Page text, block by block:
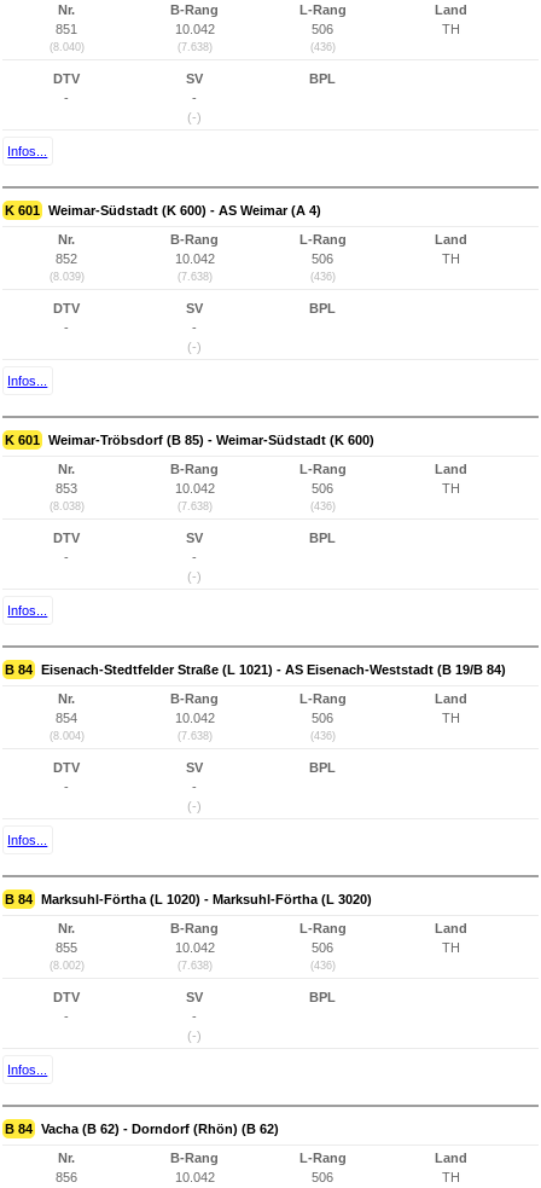
Nr.
851
(8.040)
B-Rang
10.042
(7.638)
L-Rang
506
(436)
Land
TH
DTV
-
SV
-
(-)
BPL
Infos...
K 601 Weimar-Südstadt (K 600) - AS Weimar (A 4)
Nr.
852
(8.039)
B-Rang
10.042
(7.638)
L-Rang
506
(436)
Land
TH
DTV
-
SV
-
(-)
BPL
Infos...
K 601 Weimar-Tröbsdorf (B 85) - Weimar-Südstadt (K 600)
Nr.
853
(8.038)
B-Rang
10.042
(7.638)
L-Rang
506
(436)
Land
TH
DTV
-
SV
-
(-)
BPL
Infos...
B 84 Eisenach-Stedtfelder Straße (L 1021) - AS Eisenach-Weststadt (B 19/B 84)
Nr.
854
(8.004)
B-Rang
10.042
(7.638)
L-Rang
506
(436)
Land
TH
DTV
-
SV
-
(-)
BPL
Infos...
B 84 Marksuhl-Förtha (L 1020) - Marksuhl-Förtha (L 3020)
Nr.
855
(8.002)
B-Rang
10.042
(7.638)
L-Rang
506
(436)
Land
TH
DTV
-
SV
-
(-)
BPL
Infos...
B 84 Vacha (B 62) - Dorndorf (Rhön) (B 62)
Nr.
856
B-Rang
10.042
L-Rang
506
Land
TH